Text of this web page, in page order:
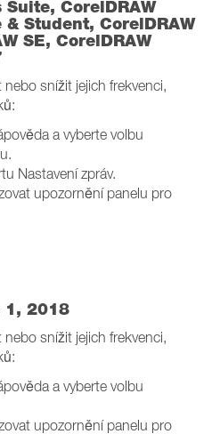
Suite, CorelDRAW
Student, CorelDRAW
SE, CorelDRAW
snížit jejich frekvenci,
a vyberte volbu
Nastavení zpráv.
upozornění panelu pro
1, 2018
snížit jejich frekvenci,
a vyberte volbu
upozornění panelu pro